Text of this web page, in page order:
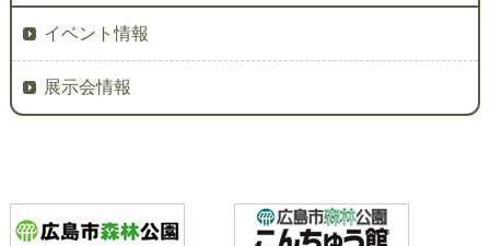
イベント情報
展示会情報